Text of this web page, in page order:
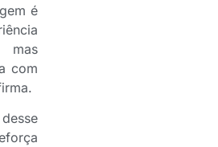
é
mas
com